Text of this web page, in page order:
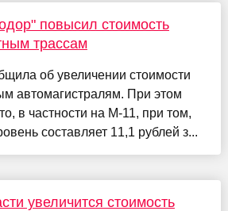
повысил стоимость
трассам
об увеличении стоимости
автомагистралям. При этом
в частности на М-11, при том,
составляет 11,1 рублей з...
увеличится стоимость